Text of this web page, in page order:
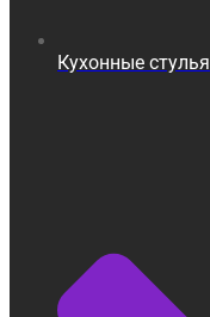
Кухонные стулья